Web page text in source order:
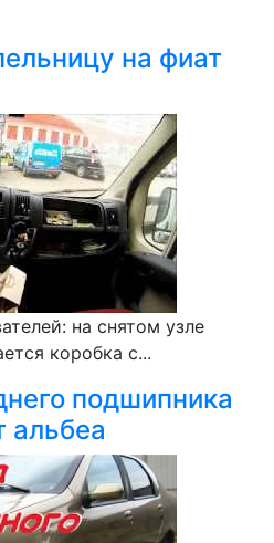
на фиат
на снятом узле
коробка с...
подшипника
альбеа